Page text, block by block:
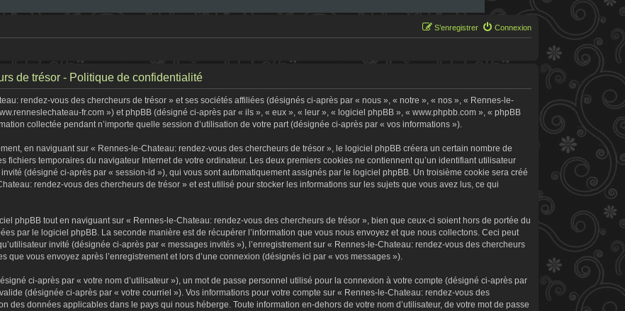
Connexion
S’enregistrer
de trésor - Politique de confidentialité
rendez-vous des chercheurs de trésor » et ses sociétés affiliées (désignés ci-après par « nous », « notre », « nos », « Rennes-le-
fr.com ») et phpBB (désigné ci-après par « ils », « eux », « leur », « logiciel phpBB », « www.phpbb.com », « phpBB
collectée pendant n’importe quelle session d’utilisation de votre part (désignée ci-après par « vos informations »).
en naviguant sur « Rennes-le-Chateau: rendez-vous des chercheurs de trésor », le logiciel phpBB créera un certain nombre de
fichiers temporaires du navigateur Internet de votre ordinateur. Les deux premiers cookies ne contiennent qu’un identifiant utilisateur
(désigné ci-après par « session-id »), qui vous sont automatiquement assignés par le logiciel phpBB. Un troisième cookie sera créé
rendez-vous des chercheurs de trésor » et est utilisé pour stocker les informations sur les sujets que vous avez lus, ce qui
phpBB tout en naviguant sur « Rennes-le-Chateau: rendez-vous des chercheurs de trésor », bien que ceux-ci soient hors de portée du
par le logiciel phpBB. La seconde manière est de récupérer l’information que vous nous envoyez et que nous collectons. Ceci peut
invité (désignée ci-après par « messages invités »), l’enregistrement sur « Rennes-le-Chateau: rendez-vous des chercheurs
que vous envoyez après l’enregistrement et lors d’une connexion (désignés ici par « vos messages »).
ci-après par « votre nom d’utilisateur »), un mot de passe personnel utilisé pour la connexion à votre compte (désigné ci-après par
(désignée ci-après par « votre courriel »). Vos informations pour votre compte sur « Rennes-le-Chateau: rendez-vous des
des données applicables dans le pays qui nous héberge. Toute information en-dehors de votre nom d’utilisateur, de votre mot de passe